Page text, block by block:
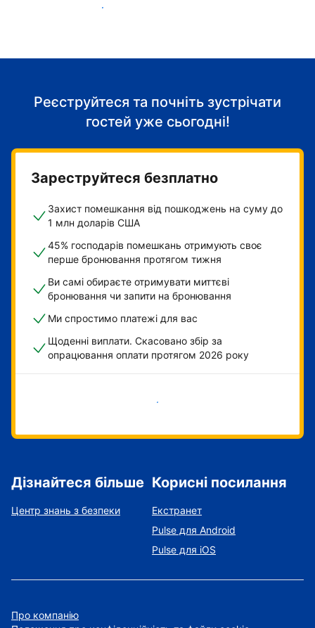
Розпочніть приймати гостей
Реєструйтеся та почніть зустрічати
гостей уже сьогодні!
Зареструйтеся безплатно
Захист помешкання від пошкоджень на суму до
1 млн доларів США
45% господарів помешкань отримують своє
перше бронювання протягом тижня
Ви самі обираєте отримувати миттєві
бронювання чи запити на бронювання
Ми спростимо платежі для вас
Щоденні виплати. Скасовано збір за
опрацювання оплати протягом 2026 року
Розпочати зараз
Дізнайтеся більше
Центр знань з безпеки
Корисні посилання
Екстранет
Pulse для Android
Pulse для iOS
Про компанію